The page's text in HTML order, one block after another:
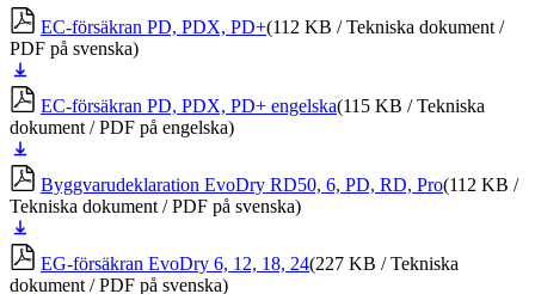
ner
EC-försäkran PD, PDX, PD+(112 KB / Tekniska dokument /
PDF på svenska)
ner
EC-försäkran PD, PDX, PD+ engelska(115 KB / Tekniska
dokument / PDF på engelska)
ner
Byggvarudeklaration EvoDry RD50, 6, PD, RD, Pro(112 KB /
Tekniska dokument / PDF på svenska)
ner
EG-försäkran EvoDry 6, 12, 18, 24(227 KB / Tekniska
dokument / PDF på svenska)